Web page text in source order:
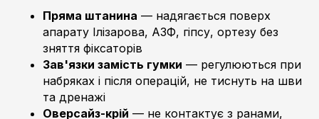
Пряма штанина — надягається поверх
апарату Ілізарова, АЗФ, гіпсу, ортезу без
зняття фіксаторів
Зав'язки замість гумки — регулюються при
набряках і після операцій, не тиснуть на шви
та дренажі
Оверсайз-крій — не контактує з ранами,